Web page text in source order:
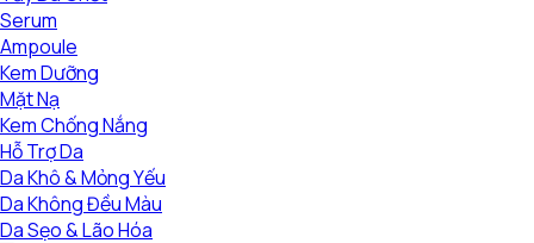
Serum
Ampoule
Kem Dưỡng
Mặt Nạ
Kem Chống Nắng
Hỗ Trợ Da
Da Khô & Mỏng Yếu
Da Không Đều Màu
Da Sẹo & Lão Hóa